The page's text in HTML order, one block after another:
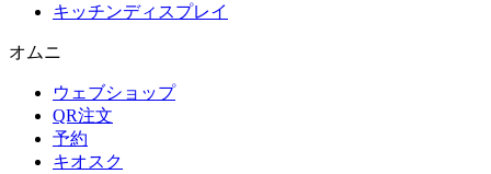
キッチンディスプレイ
オムニ
ウェブショップ
QR注文
予約
キオスク